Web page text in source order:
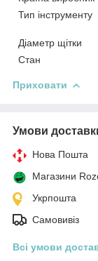
Тип інструменту
Діаметр щітки
Стан
Приховати
Умови
Нова Пошта
Магазини
Укрпошта
Самовивіз
Всі умови